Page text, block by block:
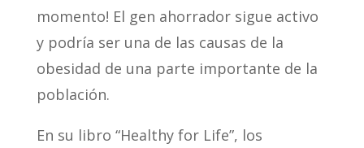
momento! El gen ahorrador sigue activo
y podría ser una de las causas de la
obesidad de una parte importante de la
población.
En su libro “Healthy for Life”, los